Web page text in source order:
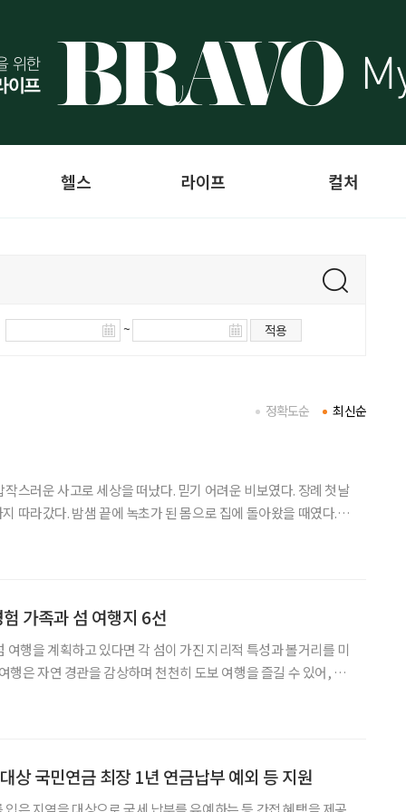
헬스 라이프 컬처
~ 적용
최신순
정확도순
스러운 사고로 세상을 떠났다. 믿기 어려운 비보였다. 장례 첫날
따라갔다. 밤샘 끝에 녹초가 된 몸으로 집에 돌아왔을 때였다. 아
가족과 섬 여행지 6선
여행을 계획하고 있다면 각 섬이 가진 지리적 특성과 볼거리를 미
행은 자연 경관을 감상하며 천천히 도보 여행을 즐길 수 있어, 여
상 국민연금 최장 1년 연금납부 예외 등 지원